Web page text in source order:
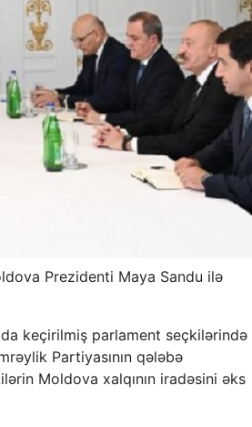
Prezidenti Maya Sandu ilə
keçirilmiş parlament seçkilərində
Partiyasının qələbə
Moldova xalqının iradəsini əks